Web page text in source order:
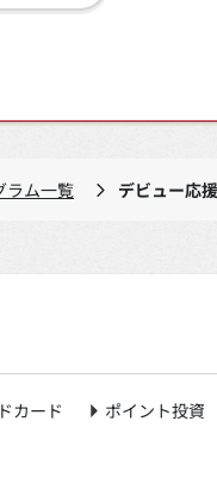
ラム一覧 デビュー応
カード
ポイント投資